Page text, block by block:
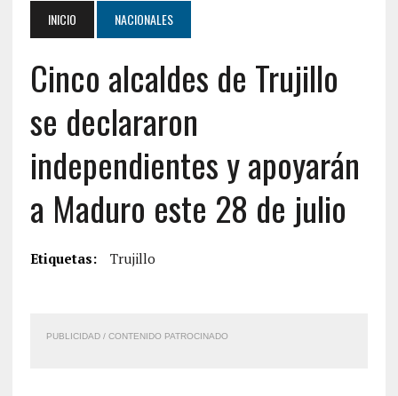
INICIO NACIONALES
Cinco alcaldes de Trujillo
se declararon
independientes y apoyarán
a Maduro este 28 de julio
Etiquetas: Trujillo
PUBLICIDAD / CONTENIDO PATROCINADO